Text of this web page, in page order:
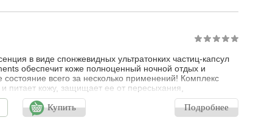
в виде спонжевидных ультратонких частиц-капсул
обеспечит коже полноценный ночной отдых и
состояние всего за несколько применений! Комплекс
питает кожу, защищает ее от пересыхания,
морщины, выравнивает цвет лица, убирает темные
глазами, придает силы увядающей коже. Что такое чистый
тип витамина А, который относится к чистому
Купить Подробнее